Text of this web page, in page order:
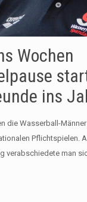
Wochen
ins
die Wasserball-
Pflichtspielen.
verabschiedete man